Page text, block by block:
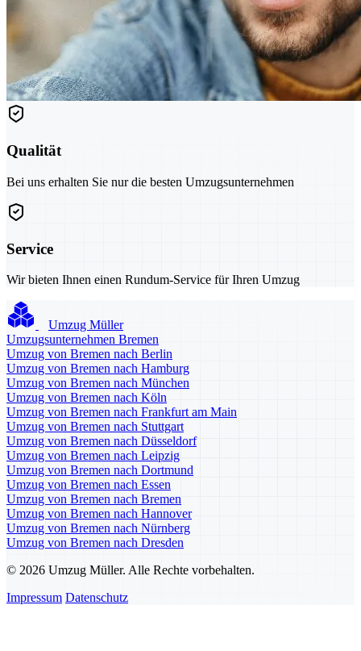
Qualität
Bei uns erhalten Sie nur die besten Umzugsunternehmen
Service
Wir bieten Ihnen einen Rundum-Service für Ihren Umzug
Umzug Müller
Umzugsunternehmen Bremen
Umzug von Bremen nach Berlin
Umzug von Bremen nach Hamburg
Umzug von Bremen nach München
Umzug von Bremen nach Köln
Umzug von Bremen nach Frankfurt am Main
Umzug von Bremen nach Stuttgart
Umzug von Bremen nach Düsseldorf
Umzug von Bremen nach Leipzig
Umzug von Bremen nach Dortmund
Umzug von Bremen nach Essen
Umzug von Bremen nach Bremen
Umzug von Bremen nach Hannover
Umzug von Bremen nach Nürnberg
Umzug von Bremen nach Dresden
© 2026 Umzug Müller. Alle Rechte vorbehalten.
Impressum Datenschutz